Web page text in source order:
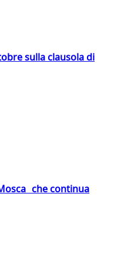
sulla clausola di
che continua